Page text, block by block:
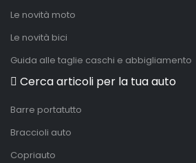
Le novità moto
Le novità bici
Guida alle taglie caschi e abbigliamento
Cerca articoli per la tua auto
Barre portatutto
Braccioli auto
Copriauto